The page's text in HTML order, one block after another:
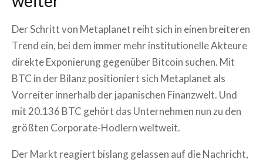
Der Schritt von Metaplanet reiht sich in einen breiteren
Trend ein, bei dem immer mehr institutionelle Akteure
direkte Exponierung gegenüber Bitcoin suchen. Mit
BTC in der Bilanz positioniert sich Metaplanet als
Vorreiter innerhalb der japanischen Finanzwelt. Und
mit 20.136 BTC gehört das Unternehmen nun zu den
größten Corporate-Hodlern weltweit.
Der Markt reagiert bislang gelassen auf die Nachricht,